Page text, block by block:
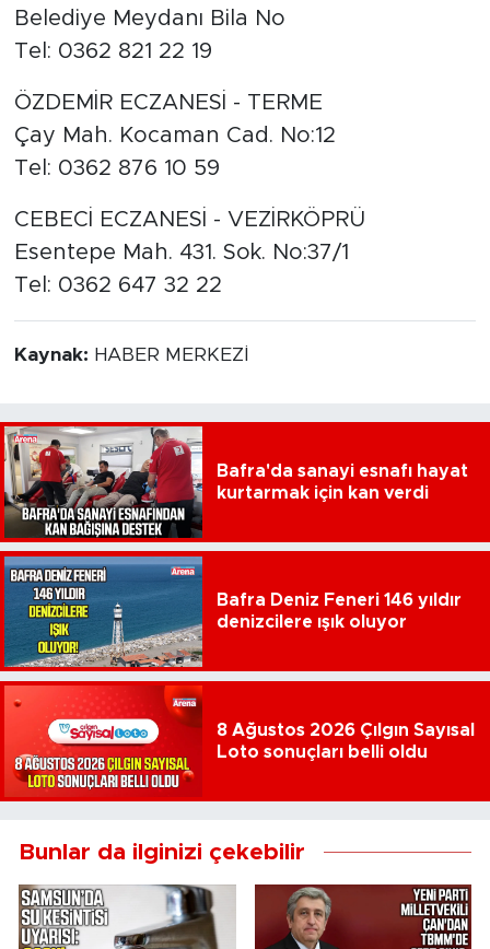
Belediye Meydanı Bila No
Tel: 0362 821 22 19
ÖZDEMİR ECZANESİ - TERME
Çay Mah. Kocaman Cad. No:12
Tel: 0362 876 10 59
CEBECİ ECZANESİ - VEZİRKÖPRÜ
Esentepe Mah. 431. Sok. No:37/1
Tel: 0362 647 32 22
Kaynak: HABER MERKEZİ
Bafra'da sanayi esnafı hayat
kurtarmak için kan verdi
Bafra Deniz Feneri 146 yıldır
denizcilere ışık oluyor
8 Ağustos 2026 Çılgın Sayısal
Loto sonuçları belli oldu
Bunlar da ilginizi çekebilir